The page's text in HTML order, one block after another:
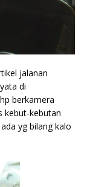
jalanan
di
berkamera
kebut-kebutan
yg bilang kalo